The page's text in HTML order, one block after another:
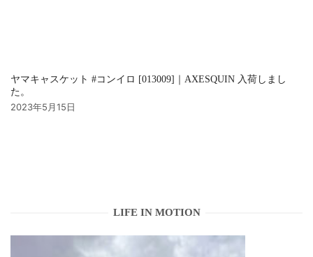
ヤマキャスケット #コンイロ [013009]｜AXESQUIN 入荷しまし
た。
2023年5月15日
LIFE IN MOTION